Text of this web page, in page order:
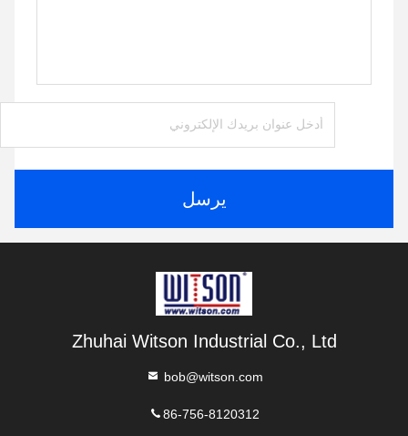
يرسل
Zhuhai Witson Industrial Co., Ltd
bob@witson.com
86-756-8120312